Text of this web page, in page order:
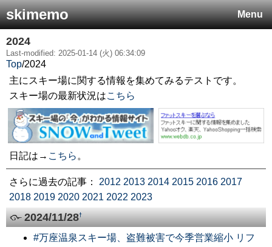
Menu
skimemo
2024
Last-modified: 2025-01-14 (火) 06:34:09
Top/2024
主にスキー場に関する情報を集めてみるテストです。
スキー場の最新状況はこちら
日記は→ こちら 。
さらに過去の記事： 2012 2013 2014 2015 2016 2017
2018 2019 2020 2021 2022 2023
2024/11/28†
#万座温泉スキー場、盗難被害で今季営業縮小 リフ